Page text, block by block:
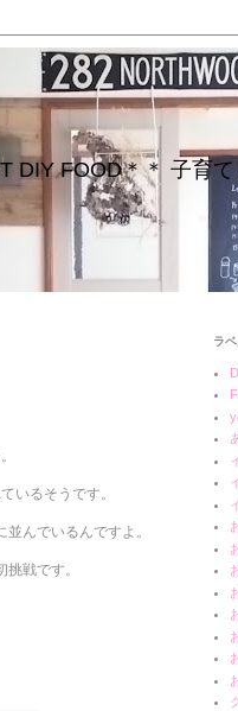
DIY FOOD＊＊ 子育
いるそうです。
んでいるんですよ。
戦です。
ラ